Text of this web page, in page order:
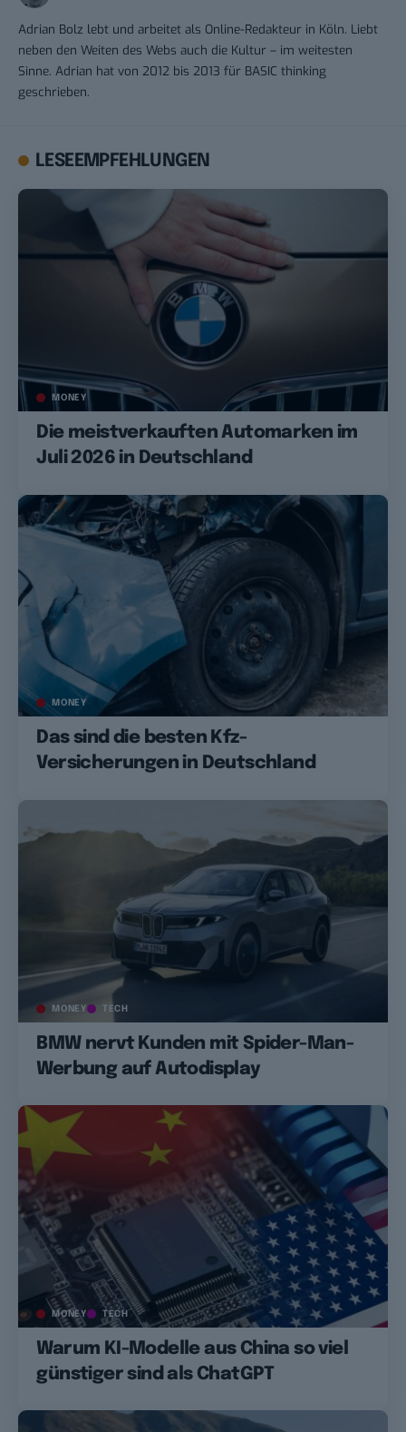
Adrian Bolz lebt und arbeitet als Online-Redakteur in Köln. Liebt
neben den Weiten des Webs auch die Kultur – im weitesten
Sinne. Adrian hat von 2012 bis 2013 für BASIC thinking
geschrieben.
LESEEMPFEHLUNGEN
MONEY
Die meistverkauften Automarken im
Juli 2026 in Deutschland
MONEY
Das sind die besten Kfz-
Versicherungen in Deutschland
MONEY TECH
BMW nervt Kunden mit Spider-Man-
Werbung auf Autodisplay
MONEY TECH
Warum KI-Modelle aus China so viel
günstiger sind als ChatGPT